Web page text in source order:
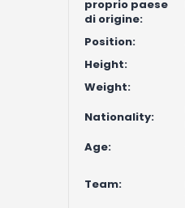
proprio paese
di origine:
Position:
Height:
Weight:
Nationality:
Age:
Team: